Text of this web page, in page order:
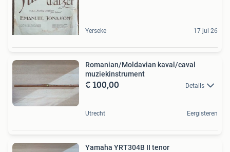
Yerseke 17 jul 26
Romanian/Moldavian kaval/caval
muziekinstrument
€ 100,00 Details
Utrecht Eergisteren
Yamaha YRT304B II tenor